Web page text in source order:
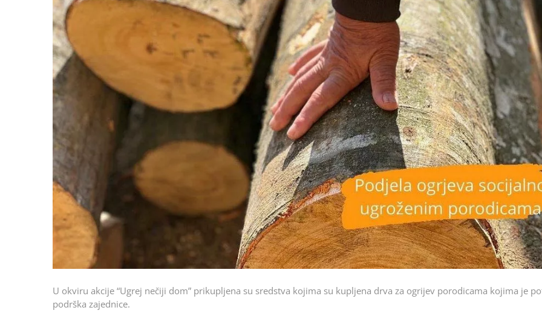
U okviru akcije “Ugrej nečiji dom” prikupljena su sredstva kojima su kupljena drva za ogrijev porodicama kojima je
podrška zajednice.